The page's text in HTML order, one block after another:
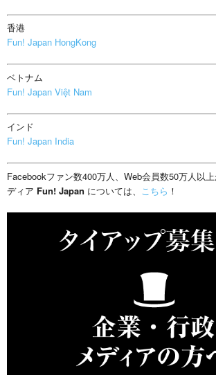
香港
Fun! Japan HongKong
ベトナム
Fun! Japan Việt Nam
インド
Fun! Japan India
Facebookファン数400万人、Web会員数50万人以
ディア Fun! Japan については、 こちら ！